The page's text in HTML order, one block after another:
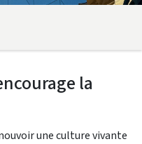
la
une culture vivante